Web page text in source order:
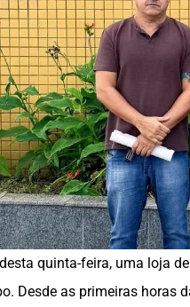
quinta-feira, uma loja
Desde as primeiras horas